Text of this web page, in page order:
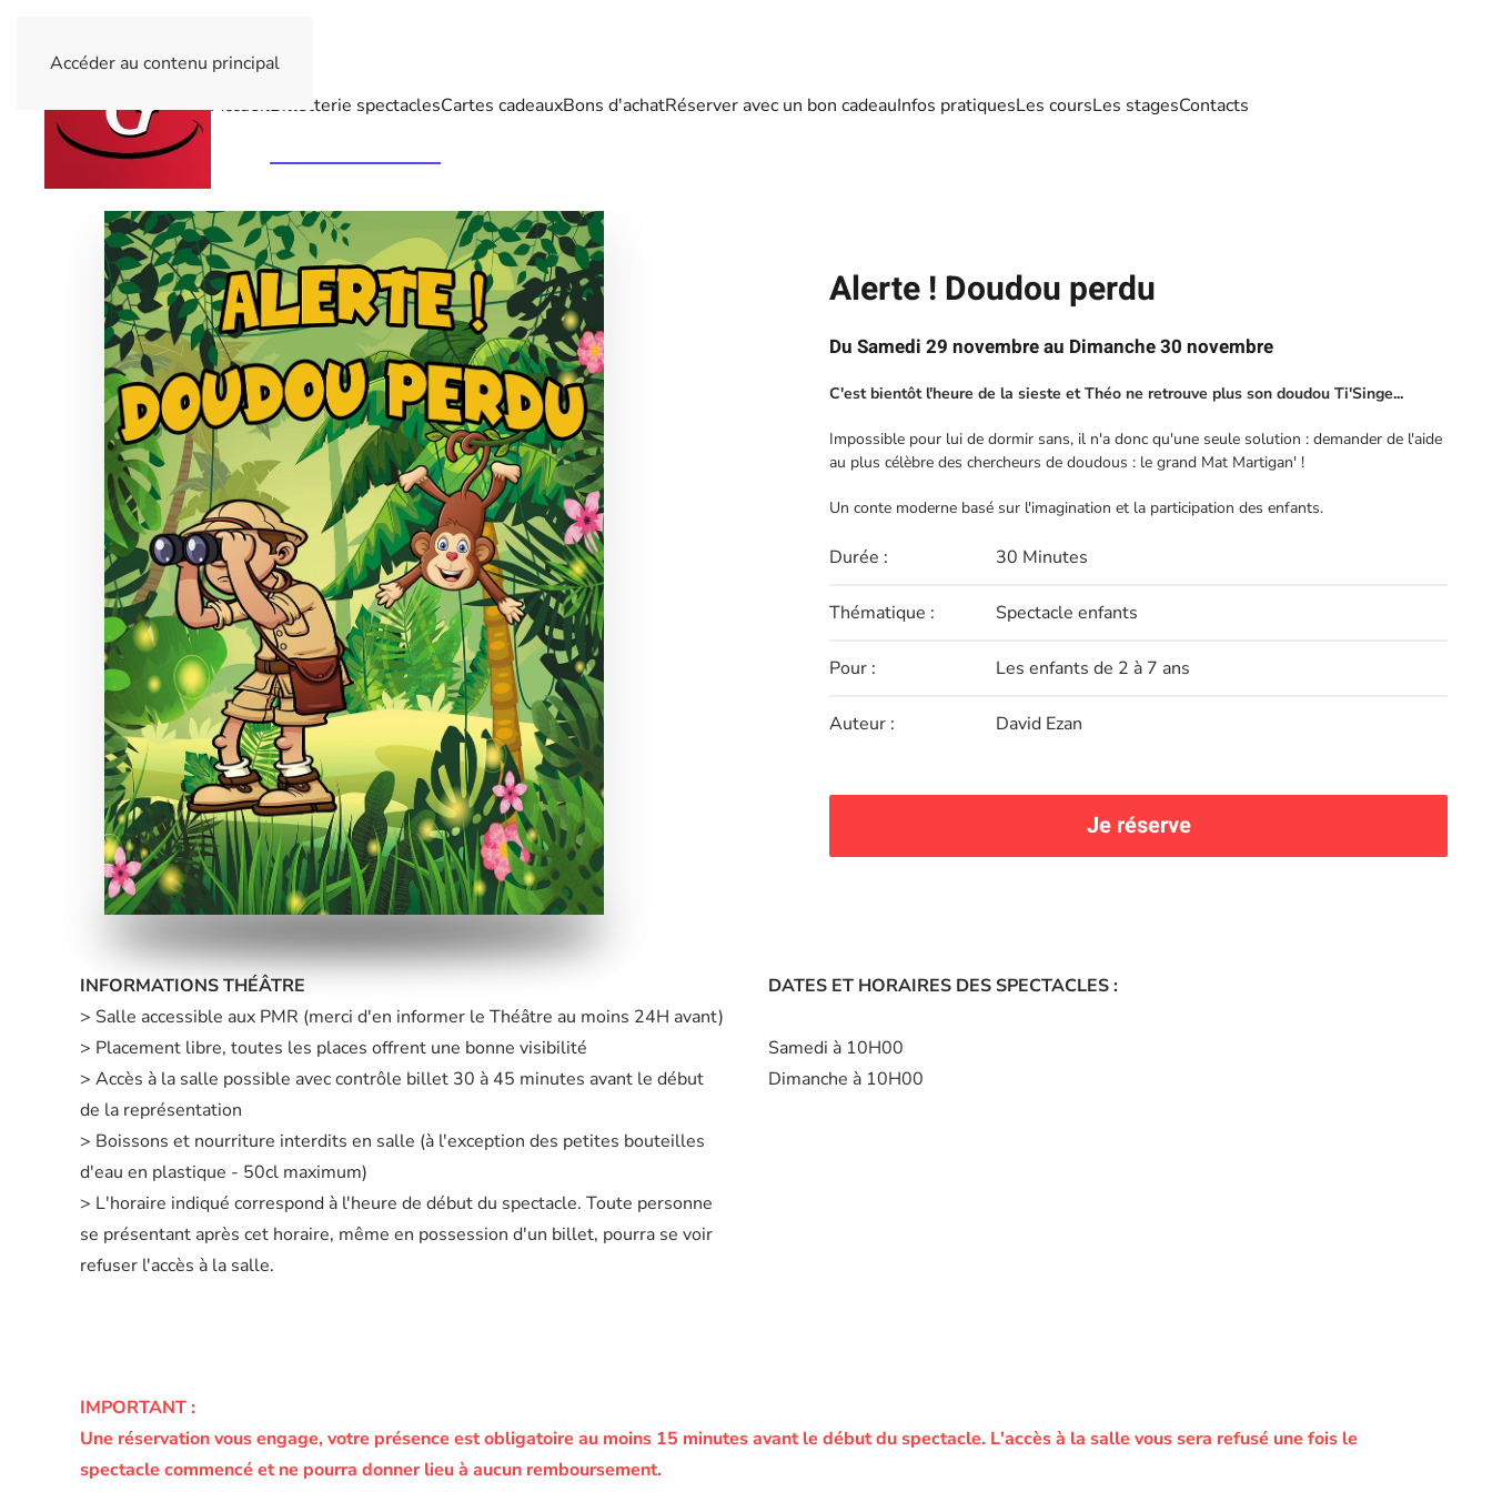
Accéder au contenu principal
AccueilBilletterie spectaclesCartes cadeauxBons d'achatRéserver avec un bon cadeauInfos pratiquesLes coursLes stagesContacts
Alerte ! Doudou perdu
Du Samedi 29 novembre au Dimanche 30 novembre
C'est bientôt l'heure de la sieste et Théo ne retrouve plus son doudou Ti'Singe...
Impossible pour lui de dormir sans, il n'a donc qu'une seule solution : demander de l'aide
au plus célèbre des chercheurs de doudous : le grand Mat Martigan' !
Un conte moderne basé sur l'imagination et la participation des enfants.
Durée : 30 Minutes
Thématique : Spectacle enfants
Pour : Les enfants de 2 à 7 ans
Auteur : David Ezan
Je réserve
INFORMATIONS THÉÂTRE
> Salle accessible aux PMR (merci d'en informer le Théâtre au moins 24H avant)
> Placement libre, toutes les places offrent une bonne visibilité
> Accès à la salle possible avec contrôle billet 30 à 45 minutes avant le début
de la représentation
> Boissons et nourriture interdits en salle (à l'exception des petites bouteilles
d'eau en plastique - 50cl maximum)
> L'horaire indiqué correspond à l'heure de début du spectacle. Toute personne
se présentant après cet horaire, même en possession d'un billet, pourra se voir
refuser l'accès à la salle.
DATES ET HORAIRES DES SPECTACLES :
Samedi à 10H00
Dimanche à 10H00
IMPORTANT :
Une réservation vous engage, votre présence est obligatoire au moins 15 minutes avant le début du spectacle. L'accès à la salle vous sera refusé une fois le
spectacle commencé et ne pourra donner lieu à aucun remboursement.